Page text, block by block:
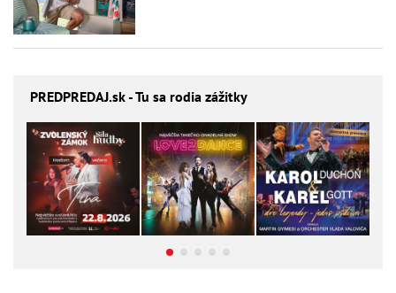
PREDPREDAJ.sk - Tu sa rodia zážitky